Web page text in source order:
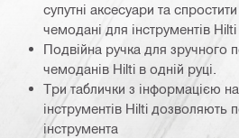
супутні аксесуари та
чемодані для інструментів Hilti
Подвійна ручка для зручного
чемоданів Hilti в одній руці.
Три таблички з інформацією
інструментів Hilti дозволяють
інструмента